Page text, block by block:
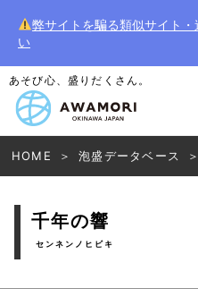
弊サイトを騙る類似サイト
い
あそび心、盛りだくさん。
HOME 泡盛データベース
千年の響
センネンノヒビキ